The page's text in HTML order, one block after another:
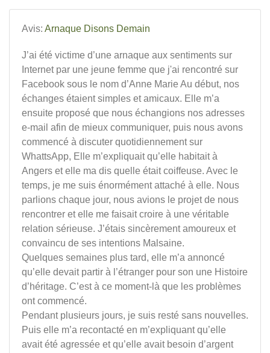
Avis: Arnaque Disons Demain
J’ai été victime d’une arnaque aux sentiments sur
Internet par une jeune femme que j'ai rencontré sur
Facebook sous le nom d’Anne Marie Au début, nos
échanges étaient simples et amicaux. Elle m’a
ensuite proposé que nous échangions nos adresses
e-mail afin de mieux communiquer, puis nous avons
commencé à discuter quotidiennement sur
WhattsApp, Elle m’expliquait qu’elle habitait à
Angers et elle ma dis quelle était coiffeuse. Avec le
temps, je me suis énormément attaché à elle. Nous
parlions chaque jour, nous avions le projet de nous
rencontrer et elle me faisait croire à une véritable
relation sérieuse. J’étais sincèrement amoureux et
convaincu de ses intentions Malsaine.
Quelques semaines plus tard, elle m’a annoncé
qu’elle devait partir à l’étranger pour son une Histoire
d’héritage. C’est à ce moment-là que les problèmes
ont commencé.
Pendant plusieurs jours, je suis resté sans nouvelles.
Puis elle m’a recontacté en m’expliquant qu’elle
avait été agressée et qu’elle avait besoin d’argent